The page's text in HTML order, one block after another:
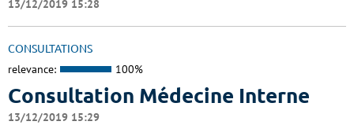
13/12/2019 15:28
CONSULTATIONS
relevance: 100%
Consultation Médecine Interne
13/12/2019 15:29